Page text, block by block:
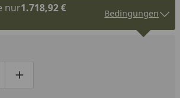
nur1.718,92 €
Bedingungen
um eins verringern
manuell eingeben
Produktmenge um eins erhöhen